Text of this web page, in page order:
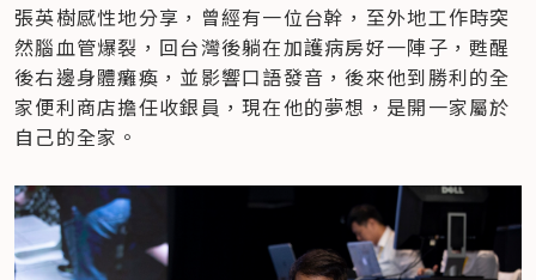
張英樹感性地分享，曾經有一位台幹，至外地工作時突
然腦血管爆裂，回台灣後躺在加護病房好一陣子，甦醒
後右邊身體癱瘓，並影響口語發音，後來他到勝利的全
家便利商店擔任收銀員，現在他的夢想，是開一家屬於
自己的全家。